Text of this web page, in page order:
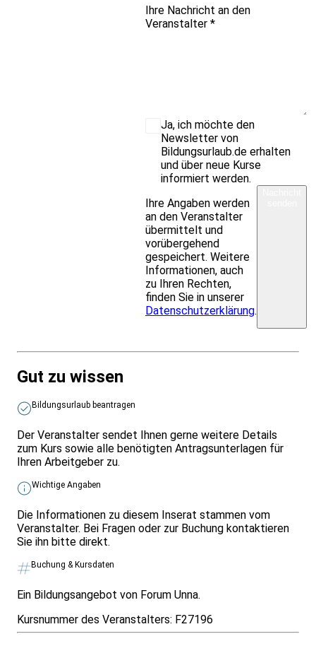
Ihre Nachricht an den
Veranstalter *
Ja, ich möchte den
Newsletter von
Bildungsurlaub.de erhalten
und über neue Kurse
informiert werden.
Ihre Angaben werden
an den Veranstalter
übermittelt und
vorübergehend
gespeichert. Weitere
Informationen, auch
zu Ihren Rechten,
finden Sie in unserer
Datenschutzerklärung.
Gut zu wissen
Bildungsurlaub beantragen
Der Veranstalter sendet Ihnen gerne weitere Details
zum Kurs sowie alle benötigten Antragsunterlagen für
Ihren Arbeitgeber zu.
Wichtige Angaben
Die Informationen zu diesem Inserat stammen vom
Veranstalter. Bei Fragen oder zur Buchung kontaktieren
Sie ihn bitte direkt.
Buchung & Kursdaten
Ein Bildungsangebot von Forum Unna.
Kursnummer des Veranstalters: F27196